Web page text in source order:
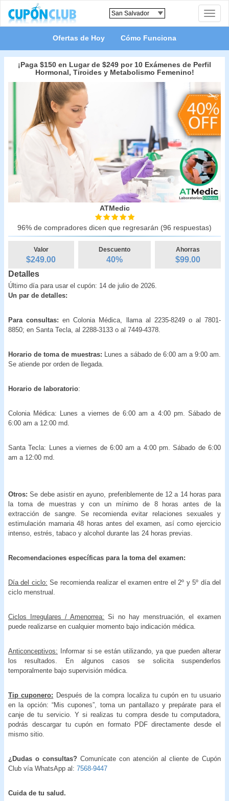
Toggle
Ofertas de Hoy Cómo Funciona
¡Paga $150 en Lugar de $249 por 10 Exámenes de Perfil
Hormonal, Tiroides y Metabolismo Femenino!
ATMedic
96% de compradores dicen que regresarán (96 respuestas)
Valor
$249.00
Descuento
40%
Ahorras
$99.00
Detalles
Último día para usar el cupón: 14 de julio de 2026.
Un par de detalles:
Para consultas:en Colonia Médica, llama al 2235-8249 o al 7801-
8850; en Santa Tecla, al 2288-3133 o al 7449-4378.
Horario de toma de muestras: Lunes a sábado de 6:00 am a 9:00 am.
Se atiende por orden de llegada.
Horario de laboratorio:
Colonia Médica: Lunes a viernes de 6:00 am a 4:00 pm. Sábado de
6:00 am a 12:00 md.
Santa Tecla: Lunes a viernes de 6:00 am a 4:00 pm. Sábado de 6:00
am a 12:00 md.
Otros:Se debe asistir en ayuno, preferiblemente de 12 a 14 horas para
la toma de muestras y con un mínimo de 8 horas antes de la
extracción de sangre. Se recomienda evitar relaciones sexuales y
estimulación mamaria 48 horas antes del examen, así como ejercicio
intenso, estrés, tabaco y alcohol durante las 24 horas previas.
Recomendaciones específicas para la toma del examen:
Día del ciclo: Se recomienda realizar el examen entre el 2º y 5º día del
ciclo menstrual.
Ciclos Irregulares / Amenorrea: Si no hay menstruación, el examen
puede realizarse en cualquier momento bajo indicación médica.
Anticonceptivos: Informar si se están utilizando, ya que pueden alterar
los resultados. En algunos casos se solicita suspenderlos
temporalmente bajo supervisión médica.
Tip cuponero: Después de la compra localiza tu cupón en tu usuario
en la opción: “Mis cupones”, toma un pantallazo y prepárate para el
canje de tu servicio. Y si realizas tu compra desde tu computadora,
podrás descargar tu cupón en formato PDF directamente desde el
mismo sitio.
¿Dudas o consultas? Comunícate con atención al cliente de Cupón
Club vía WhatsApp al: 7568-9447
Cuida de tu salud.